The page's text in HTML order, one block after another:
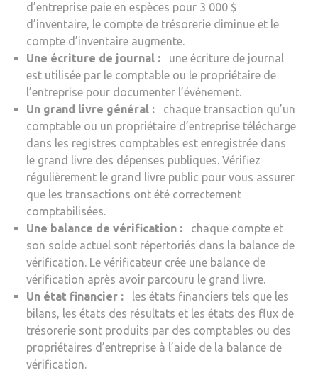
d’entreprise paie en espèces pour 3 000 $
d’inventaire, le compte de trésorerie diminue et le
compte d’inventaire augmente.
Une écriture de journal :
une écriture de journal
est utilisée par le comptable ou le propriétaire de
l’entreprise pour documenter l’événement.
Un grand livre général :
chaque transaction qu’un
comptable ou un propriétaire d’entreprise télécharge
dans les registres comptables est enregistrée dans
le grand livre des dépenses publiques. Vérifiez
régulièrement le grand livre public pour vous assurer
que les transactions ont été correctement
comptabilisées.
Une balance de vérification :
chaque compte et
son solde actuel sont répertoriés dans la balance de
vérification. Le vérificateur crée une balance de
vérification après avoir parcouru le grand livre.
Un état financier :
les états financiers tels que les
bilans, les états des résultats et les états des flux de
trésorerie sont produits par des comptables ou des
propriétaires d’entreprise à l’aide de la balance de
vérification.